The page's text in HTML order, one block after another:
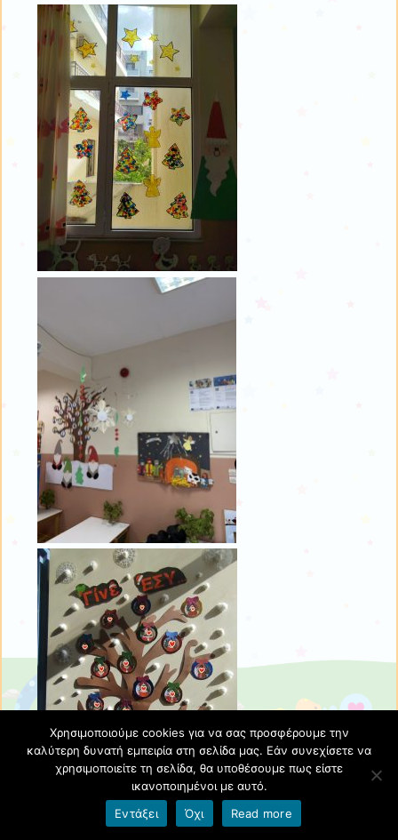
Χρησιμοποιούμε cookies για να σας προσφέρουμε την
καλύτερη δυνατή εμπειρία στη σελίδα μας. Εάν συνεχίσετε να
χρησιμοποιείτε τη σελίδα, θα υποθέσουμε πως είστε
ικανοποιημένοι με αυτό.
Εντάξει
Όχι Read more